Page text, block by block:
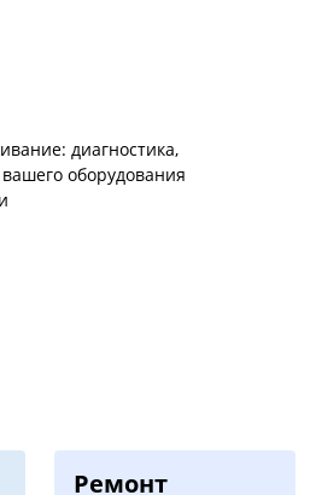
диагностика,
оборудования
Ремонт